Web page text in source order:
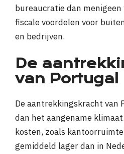
bureaucratie dan
fiscale voordelen voor
en bedrijven.
De
van Portugal
De aantrekkingskracht van
dan het aangename
kosten, zoals
gemiddeld lager dan in